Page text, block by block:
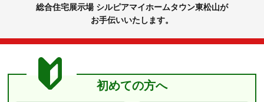
総合住宅展示場 シルピアマイホームタウン東松山が
お手伝いいたします。
初めての方へ